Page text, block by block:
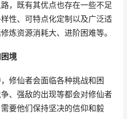
，既有其优点也存在一些不足
性、可特点化定制以及广泛适
炼资源消耗大、进阶困难等。
境
修仙者会面临各种挑战和困
、强敌的出现等都会对修仙者
要他们保持坚决的信仰和毅